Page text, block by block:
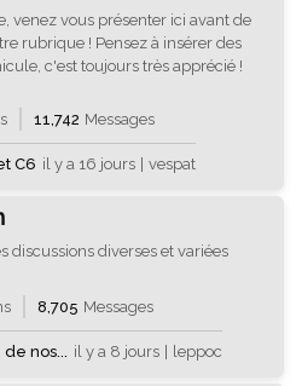
venez vous présenter ici avant de
rubrique ! Pensez à insérer des
c'est toujours très apprécié !
11,742 Messages
il y a 16 jours | vespat
C6
discussions diverses et variées
8,705 Messages
il y a 8 jours | leppoc
nos...